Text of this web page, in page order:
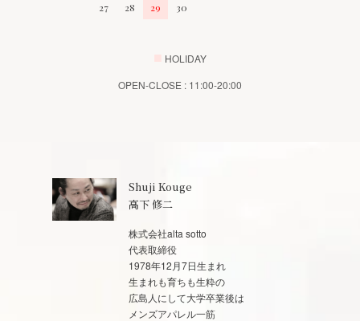
27
28 29 30
HOLIDAY
OPEN-CLOSE : 11:00-20:00
Shuji Kouge
高下 修二
株式会社alta sotto
代表取締役
1978年12月7日生まれ
生まれも育ちも生粋の
広島人にして大学卒業後は
メンズアパレル一筋